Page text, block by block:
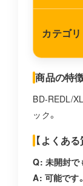
カテゴリ
商品の特
BD-REDL/
ック。
【よくあ
Q: 未開封で
A: 可能です